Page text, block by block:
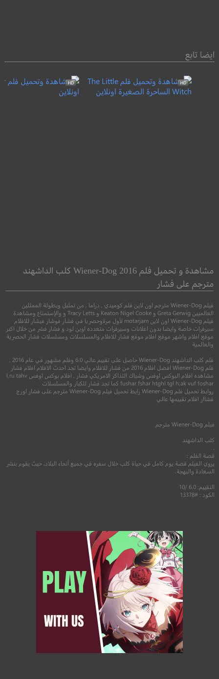
ايضا تابع
الساحرة الصغيرة
6.2
مشاهدة و تحميل فلم Wiener-Dog 2016 كلب الداشهند
مترجم على فشار
فيلم Wiener-Dog مترجم اون لاين فلم كوميدي , دراما , من تمثيل وبطولة الممثلين
العالميين Greta Gerwig و Keaton Nigel Cooke و Tracy Letts و والإستمتاع ومشاهدة
فيلم Wiener-Dog اون لاين motarjam لأول مرةوحصريا في فشار فوشار فيشار للافلام
سيرفرات خاصة وايضا بدون اعلانات وسيرفرات متعدده اوبن لود و فشار فشر من خلال اكبر
موقع افلام واشهر موقع افلام موقع فشار للافلام والمسلسلات ومسلسلات فشار الحصرية
والعالمية
فلم Wiener-Dog افضل افلام 2016 من فشار للافلام وايضا تجد احدث الافلام افلام فشار
مشاهده افلام البوكس اوفس وشباك التذاكر الامريكي فشار , افلام بوكس اوفس l,ru tahv
fushar fshar htghl tgl h;ak vuf foshar كما تجد فشار للكبار والمسلسلات
روابط تحميل فلم Wiener-Dog رابط تحميل فيلم Wiener-Dog مترجم على فشار اورج
فشاار افلام تقييمها عالي
فيلم Wiener-Dogمترجم
كلب الداشهند
قصة الفلم :
يروي الفيلم قصة يوم كامل في حياة كلب خلال سفره في جميع أنحاء البلاد، حيث يقوم بنشر
السعادة والبهجة.
التقييم: 6.0 /10
الكود : #13378